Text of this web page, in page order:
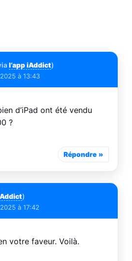
l’app iAddict)
à 13:43
d’iPad ont été vendu
?
Répondre
)
à 17:42
votre faveur. Voilà.